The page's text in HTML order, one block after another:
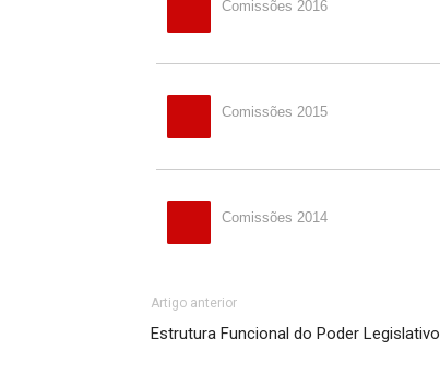
Comissões 2016
Comissões 2015
Comissões 2014
Artigo anterior
Estrutura Funcional do Poder Legislativo